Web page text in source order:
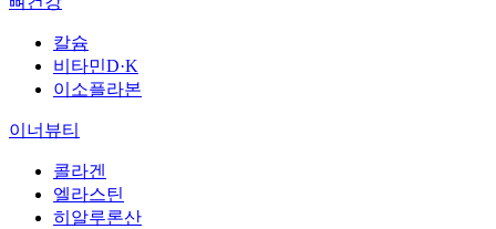
칼슘
비타민D·K
이소플라본
이너뷰티
콜라겐
엘라스틴
히알루론산